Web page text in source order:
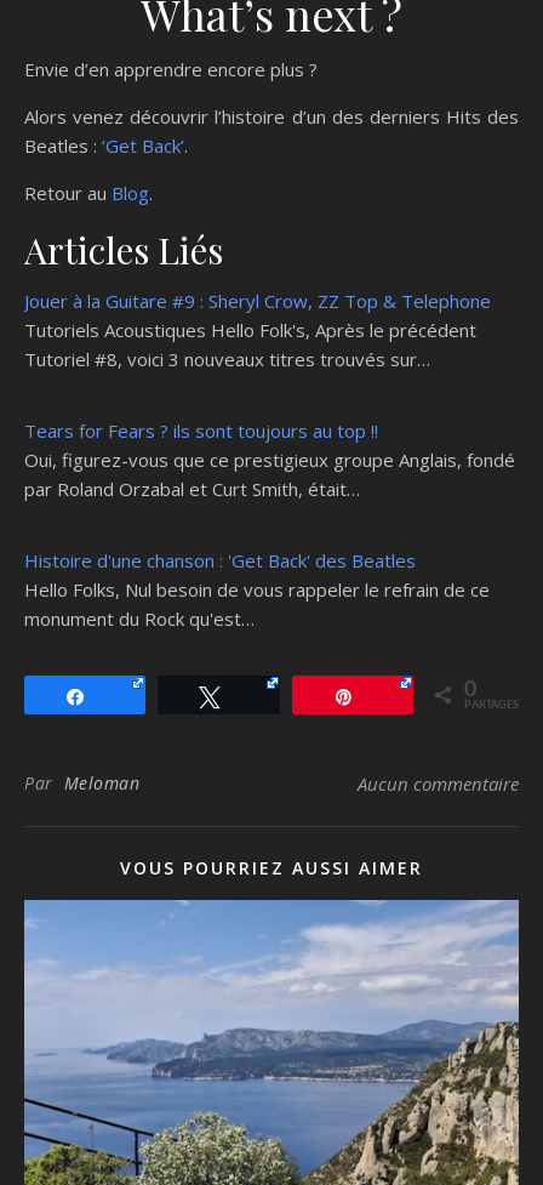
What’s next ?
Envie d’en apprendre encore plus ?
Alors venez découvrir l’histoire d’un des derniers Hits des
Beatles : ‘Get Back’.
Retour au Blog.
Articles Liés
Jouer à la Guitare #9 : Sheryl Crow, ZZ Top & Telephone
Tutoriels Acoustiques Hello Folk's, Après le précédent
Tutoriel #8, voici 3 nouveaux titres trouvés sur…
Tears for Fears ? ils sont toujours au top !!
Oui, figurez-vous que ce prestigieux groupe Anglais, fondé
par Roland Orzabal et Curt Smith, était…
Histoire d'une chanson : 'Get Back' des Beatles
Hello Folks, Nul besoin de vous rappeler le refrain de ce
monument du Rock qu'est…
0
PARTAGES
Par Meloman Aucun commentaire
VOUS POURRIEZ AUSSI AIMER